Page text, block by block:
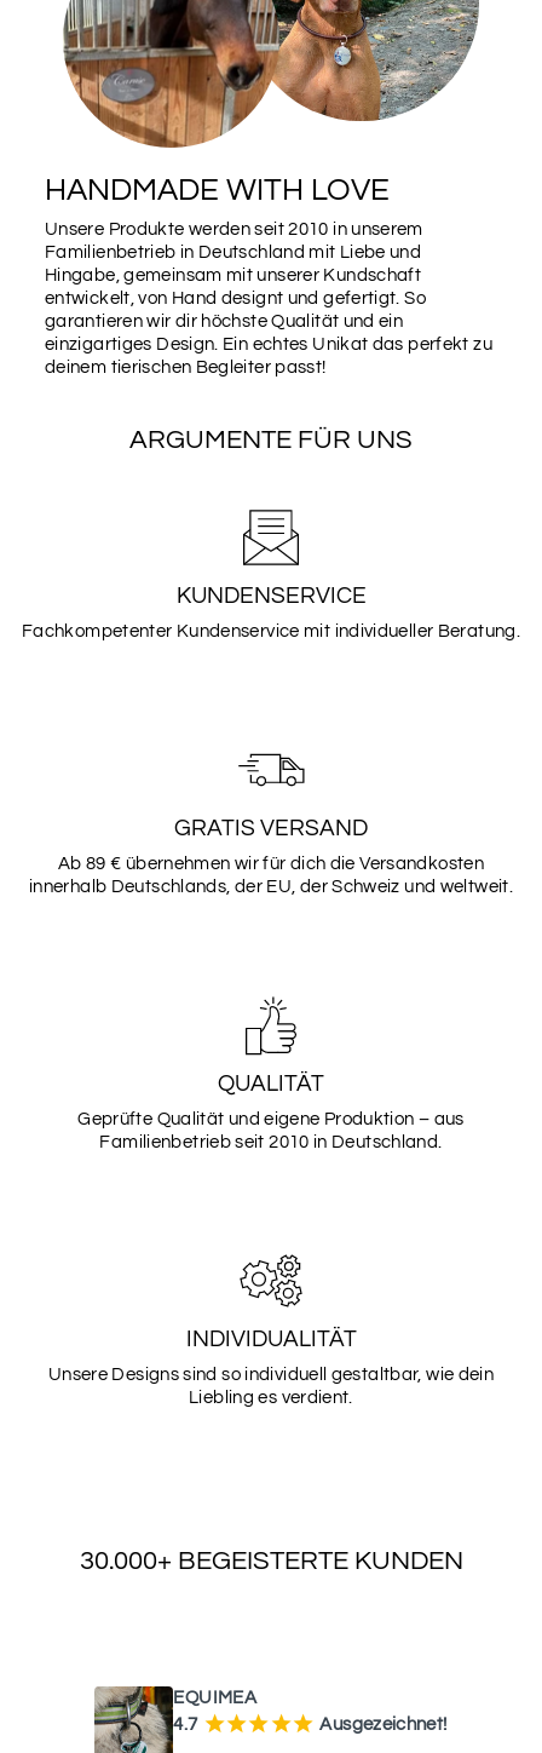
SALBEI TEAL
WUNSCHFARBE
Schriftarten
Bitte wähle hier deine gewünschte Schriftart aus (bis
Schriftarten
SCHRIFTART
3
SCHRIFTART
SCHRIFTART
SCHRIFTART
10
HANDMADE WITH LOVE
Unsere Produkte werden seit 2010 in unserem
Familienbetrieb in Deutschland mit Liebe und
Hingabe, gemeinsam mit unserer Kundschaft
entwickelt, von Hand designt und gefertigt. So
garantieren wir dir höchste Qualität und ein
einzigartiges Design. Ein echtes Unikat das perfekt zu
deinem tierischen Begleiter passt!
ARGUMENTE FÜR UNS
KUNDENSERVICE
Fachkompetenter Kundenservice mit individueller Beratung.
GRATIS VERSAND
Ab 89 € übernehmen wir für dich die Versandkosten
innerhalb Deutschlands, der EU, der Schweiz und weltweit.
QUALITÄT
Geprüfte Qualität und eigene Produktion – aus
Familienbetrieb seit 2010 in Deutschland.
INDIVIDUALITÄT
Unsere Designs sind so individuell gestaltbar, wie dein
Liebling es verdient.
30.000+ BEGEISTERTE KUNDEN
EQUIMEA
4.7 ¡¡¡¡¡ Ausgezeichnet!